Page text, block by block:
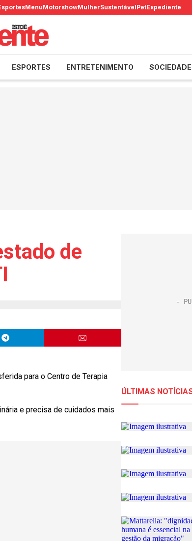
MenuMotorshowMulherSustentávelPetExpediente
ESPORTES ENTRETENIMENTO SOCIEDADE
de
para o Centro de Terapia
e precisa de cuidados mais